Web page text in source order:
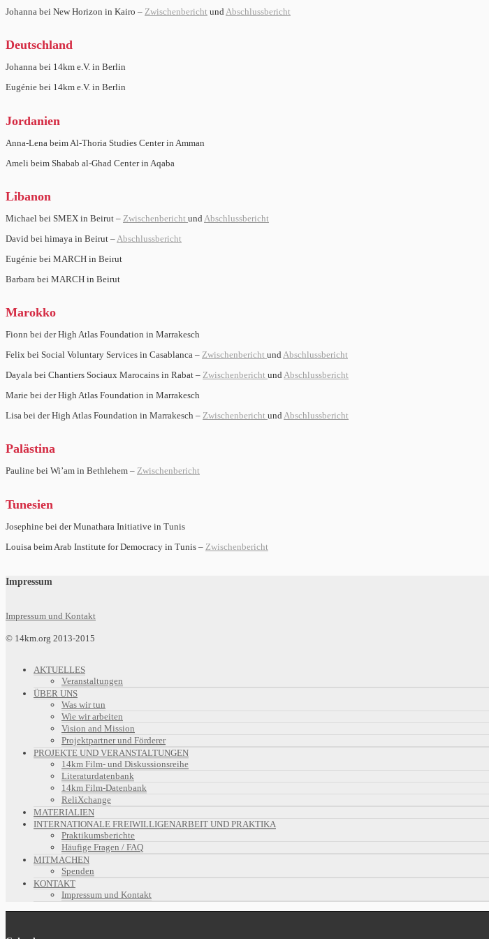
Johanna bei New Horizon in Kairo – Zwischenbericht und Abschlussbericht
Deutschland
Johanna bei 14km e.V. in Berlin
Eugénie bei 14km e.V. in Berlin
Jordanien
Anna-Lena beim Al-Thoria Studies Center in Amman
Ameli beim Shabab al-Ghad Center in Aqaba
Libanon
Michael bei SMEX in Beirut – Zwischenbericht und Abschlussbericht
David bei himaya in Beirut – Abschlussbericht
Eugénie bei MARCH in Beirut
Barbara bei MARCH in Beirut
Marokko
Fionn bei der High Atlas Foundation in Marrakesch
Felix bei Social Voluntary Services in Casablanca – Zwischenbericht undAbschlussbericht
Dayala bei Chantiers Sociaux Marocains in Rabat – Zwischenbericht undAbschlussbericht
Marie bei der High Atlas Foundation in Marrakesch
Lisa bei der High Atlas Foundation in Marrakesch – Zwischenbericht undAbschlussbericht
Palästina
Pauline bei Wi’am in Bethlehem – Zwischenbericht
Tunesien
Josephine bei der Munathara Initiative in Tunis
Louisa beim Arab Institute for Democracy in Tunis – Zwischenbericht
Impressum
Impressum und Kontakt
© 14km.org 2013-2015
AKTUELLES
Veranstaltungen
ÜBER UNS
Was wir tun
Wie wir arbeiten
Vision and Mission
Projektpartner und Förderer
PROJEKTE UND VERANSTALTUNGEN
14km Film- und Diskussionsreihe
Literaturdatenbank
14km Film-Datenbank
ReliXchange
MATERIALIEN
INTERNATIONALE FREIWILLIGENARBEIT UND PRAKTIKA
Praktikumsberichte
Häufige Fragen / FAQ
MITMACHEN
Spenden
KONTAKT
Impressum und Kontakt